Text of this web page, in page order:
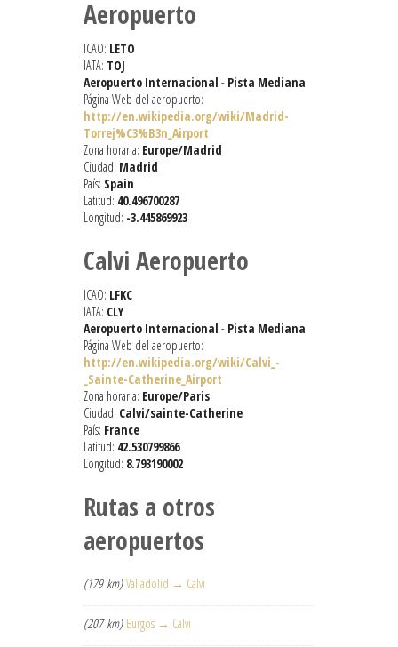
Aeropuerto
ICAO: LETO
IATA: TOJ
Aeropuerto Internacional - Pista Mediana
Página Web del aeropuerto:
http://en.wikipedia.org/wiki/Madrid-
Torrej%C3%B3n_Airport
Zona horaria: Europe/Madrid
Ciudad: Madrid
País: Spain
Latitud: 40.496700287
Longitud: -3.445869923
Calvi Aeropuerto
ICAO: LFKC
IATA: CLY
Aeropuerto Internacional - Pista Mediana
Página Web del aeropuerto:
http://en.wikipedia.org/wiki/Calvi_-
_Sainte-Catherine_Airport
Zona horaria: Europe/Paris
Ciudad: Calvi/sainte-Catherine
País: France
Latitud: 42.530799866
Longitud: 8.793190002
Rutas a otros
aeropuertos
(179 km) Valladolid → Calvi
(207 km) Burgos → Calvi